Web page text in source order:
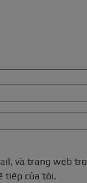
và trang web
tiếp của tôi.